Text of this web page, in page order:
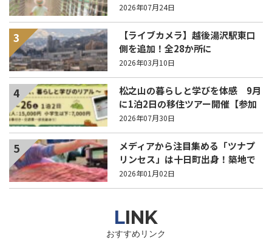
2026年07月24日
3
【ライブカメラ】越後湯沢駅東口
側を追加！全28か所に
2026年03月10日
4
松之山の暮らしと学びを体感 9月
に1泊2日の移住ツアー開催【参加
家族募集】
2026年07月30日
5
メディアから注目集める「ツナプ
リンセス」は十日町出身！築地で
働く高橋李奈さん
2026年01月02日
LINK
おすすめリンク